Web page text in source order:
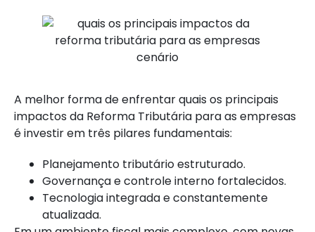
A melhor forma de enfrentar quais os principais
impactos da Reforma Tributária para as empresas
é investir em três pilares fundamentais:
Planejamento tributário estruturado.
Governança e controle interno fortalecidos.
Tecnologia integrada e constantemente
atualizada.